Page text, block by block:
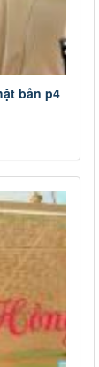
bản p4